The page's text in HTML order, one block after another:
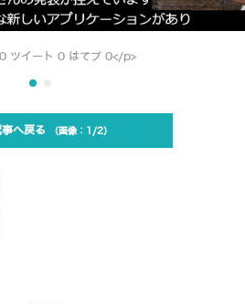
ツイート 0 はてブ 0</p>
事へ戻る 1/2